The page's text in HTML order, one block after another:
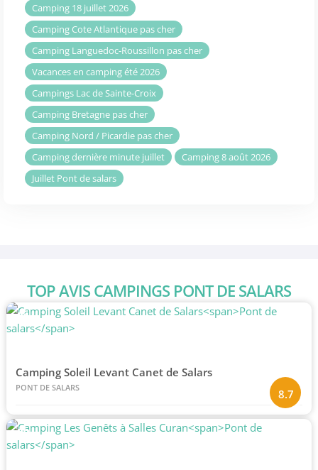
Camping 18 juillet 2026
Camping Cote Atlantique pas cher
Camping Languedoc-Roussillon pas cher
Vacances en camping été 2026
Campings Lac de Sainte-Croix
Camping Bretagne pas cher
Camping Nord / Picardie pas cher
Camping dernière minute juillet
Camping 8 août 2026
Juillet Pont de salars
TOP AVIS CAMPINGS PONT DE SALARS
#1
Camping Soleil Levant Canet de Salars
PONT DE SALARS 8.7
#2